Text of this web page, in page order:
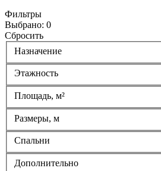
Фильтры
Выбрано: 0
Сбросить
Назначение
Этажность
Площадь, м²
Размеры, м
Спальни
Дополнительно